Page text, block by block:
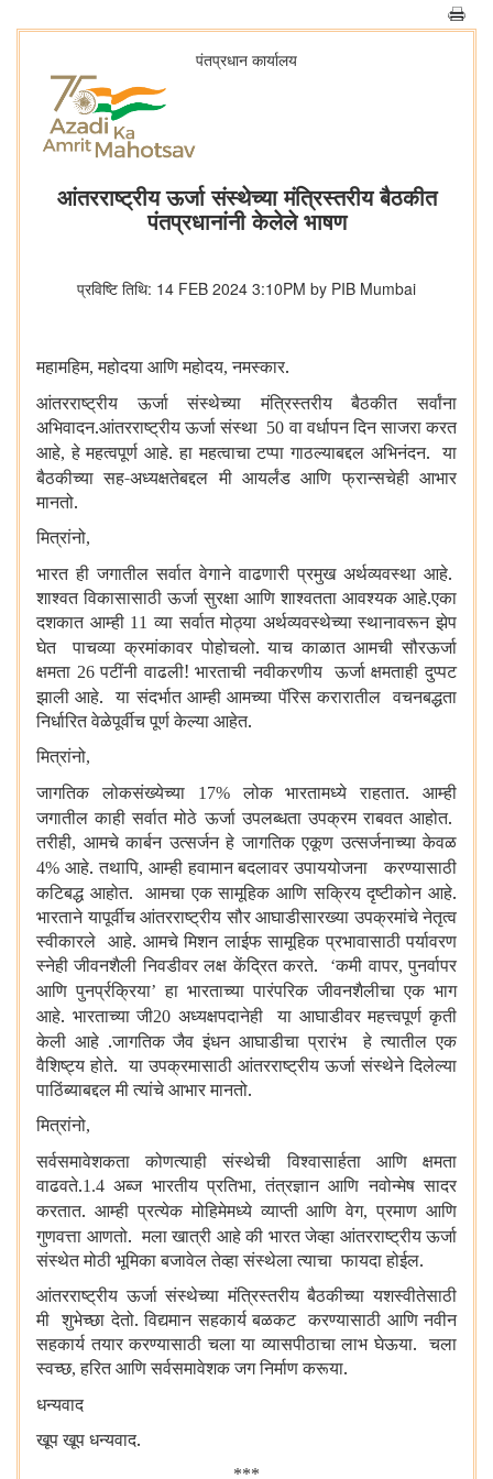
पंतप्रधान कार्यालय
आंतरराष्ट्रीय ऊर्जा संस्थेच्या मंत्रिस्तरीय बैठकीत
पंतप्रधानांनी केलेले भाषण
प्रविष्टि तिथि: 14 FEB 2024 3:10PM by PIB Mumbai
महामहिम,महोदया आणि महोदय,नमस्कार.
आंतरराष्ट्रीय ऊर्जा संस्थेच्या मंत्रिस्तरीय बैठकीत सर्वांना
अभिवादन.आंतरराष्ट्रीय ऊर्जा संस्था 50 वा वर्धापन दिन साजरा करत
आहे,हे महत्वपूर्ण आहे. हा महत्वाचा टप्पा गाठल्याबद्दल अभिनंदन. या
बैठकीच्या सह-अध्यक्षतेबद्दल मी आयर्लंड आणि फ्रान्सचेही आभार
मानतो.
मित्रांनो,
भारत ही जगातील सर्वात वेगाने वाढणारी प्रमुख अर्थव्यवस्था आहे.
शाश्वत विकासासाठी ऊर्जा सुरक्षा आणि शाश्वतता आवश्यक आहे.एका
दशकात आम्ही 11 व्या सर्वात मोठ्या अर्थव्यवस्थेच्या स्थानावरून झेप
घेत पाचव्या क्रमांकावर पोहोचलो. याच काळात आमची सौरऊर्जा
क्षमता 26पटींनी वाढली! भारताची नवीकरणीय ऊर्जा क्षमताही दुप्पट
झाली आहे. या संदर्भात आम्ही आमच्या पॅरिस करारातील वचनबद्धता
निर्धारित वेळेपूर्वीच पूर्ण केल्या आहेत.
मित्रांनो,
जागतिक लोकसंख्येच्या 17%लोक भारतामध्ये राहतात. आम्ही
जगातील काही सर्वात मोठे ऊर्जा उपलब्धता उपक्रम राबवत आहोत.
तरीही, आमचे कार्बन उत्सर्जन हे जागतिक एकूण उत्सर्जनाच्या केवळ
4% आहे. तथापि, आम्ही हवामान बदलावर उपाययोजना करण्यासाठी
कटिबद्ध आहोत. आमचा एक सामूहिक आणि सक्रिय दृष्टीकोन आहे.
भारताने यापूर्वीच आंतरराष्ट्रीय सौर आघाडीसारख्या उपक्रमांचे नेतृत्व
स्वीकारले आहे. आमचे मिशन लाईफ सामूहिक प्रभावासाठी पर्यावरण
स्नेही जीवनशैली निवडीवर लक्ष केंद्रित करते.
‘कमी वापर,पुनर्वापर
आणि पुनर्प्रक्रिया’हा भारताच्या पारंपरिक जीवनशैलीचा एक भाग
आहे. भारताच्या जी20 अध्यक्षपदानेही या आघाडीवर महत्त्वपूर्ण कृती
केली आहे .जागतिक जैव इंधन आघाडीचा प्रारंभ हे त्यातील एक
वैशिष्ट्य होते. या उपक्रमासाठी आंतरराष्ट्रीय ऊर्जा संस्थेने दिलेल्या
पाठिंब्याबद्दल मी त्यांचे आभार मानतो.
मित्रांनो,
सर्वसमावेशकता कोणत्याही संस्थेची विश्वासार्हता आणि क्षमता
वाढवते.1.4 अब्ज भारतीय प्रतिभा,तंत्रज्ञान आणि नवोन्मेष सादर
करतात. आम्ही प्रत्येक मोहिमेमध्ये व्याप्ती आणि वेग,प्रमाण आणि
गुणवत्ता आणतो. मला खात्री आहे की भारत जेव्हा आंतरराष्ट्रीय ऊर्जा
संस्थेत मोठी भूमिका बजावेल तेव्हा संस्थेला त्याचा फायदा होईल.
आंतरराष्ट्रीय ऊर्जा संस्थेच्या मंत्रिस्तरीय बैठकीच्या यशस्वीतेसाठी
मी शुभेच्छा देतो. विद्यमान सहकार्य बळकट करण्यासाठी आणि नवीन
सहकार्य तयार करण्यासाठी चला या व्यासपीठाचा लाभ घेऊया. चला
स्वच्छ,हरित आणि सर्वसमावेशक जग निर्माण करूया.
धन्यवाद
खूप खूप धन्यवाद.
***